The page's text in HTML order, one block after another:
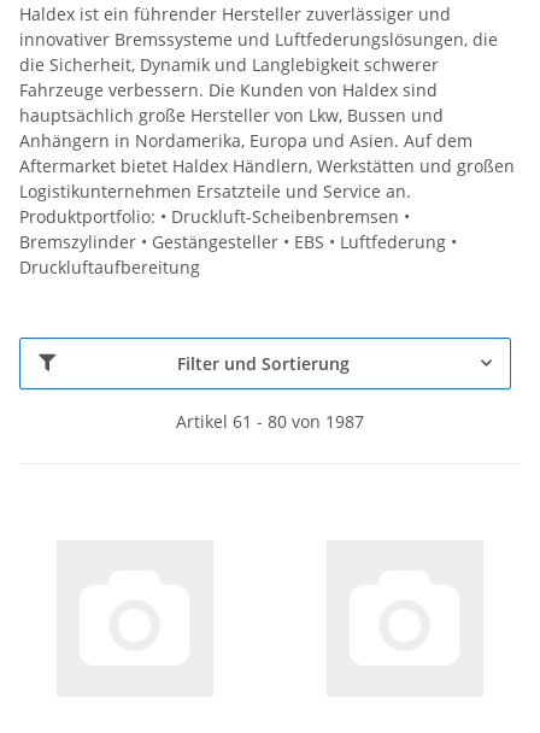
Haldex ist ein führender Hersteller zuverlässiger und
innovativer Bremssysteme und Luftfederungslösungen, die
die Sicherheit, Dynamik und Langlebigkeit schwerer
Fahrzeuge verbessern. Die Kunden von Haldex sind
hauptsächlich große Hersteller von Lkw, Bussen und
Anhängern in Nordamerika, Europa und Asien. Auf dem
Aftermarket bietet Haldex Händlern, Werkstätten und großen
Logistikunternehmen Ersatzteile und Service an.
Produktportfolio: • Druckluft-Scheibenbremsen •
Bremszylinder • Gestängesteller • EBS • Luftfederung •
Druckluftaufbereitung
Filter und Sortierung
Artikel 61 - 80 von 1987